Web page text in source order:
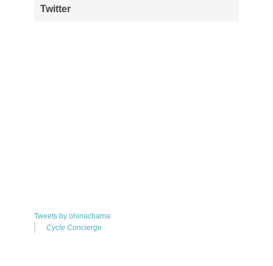
Twitter
Tweets by ohinachama
Cycle Concierge